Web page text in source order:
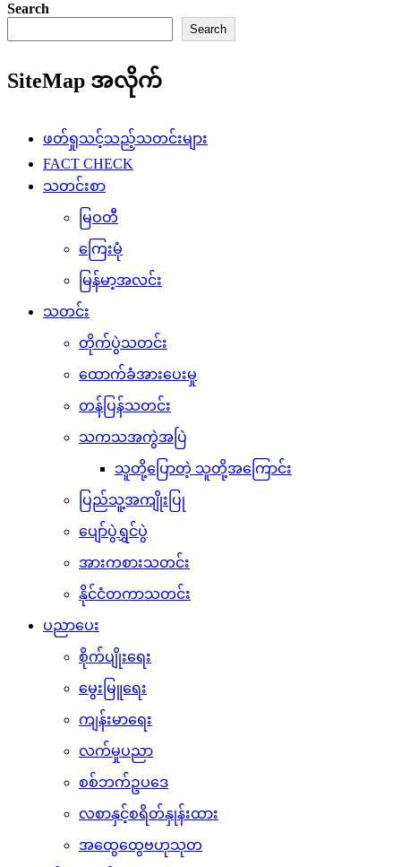
Search
Search
SiteMap အလိုက်
ဖတ်ရှုသင့်သည့်သတင်းများ
FACT CHECK
သတင်းစာ
မြဝတီ
ကြေးမုံ
မြန်မာ့အလင်း
သတင်း
တိုက်ပွဲသတင်း
ထောက်ခံအားပေးမှု
တန်ပြန်သတင်း
သကသအကွဲအပြဲ
သူတို့ပြောတဲ့ သူတို့အကြောင်း
ပြည်သူ့အကျိုးပြု
ပျော်ပွဲရွှင်ပွဲ
အားကစားသတင်း
နိုင်ငံတကာသတင်း
ပညာပေး
စိုက်ပျိုးရေး
မွေးမြူရေး
ကျန်းမာရေး
လက်မှုပညာ
စစ်ဘက်ဥပဒေ
လစာနှင့်စရိတ်နှုန်းထား
အထွေထွေဗဟုသုတ